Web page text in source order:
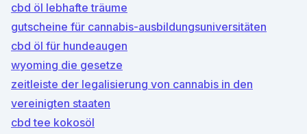
cbd öl lebhafte träume
gutscheine für cannabis-ausbildungsuniversitäten
cbd öl für hundeaugen
wyoming die gesetze
zeitleiste der legalisierung von cannabis in den
vereinigten staaten
cbd tee kokosöl